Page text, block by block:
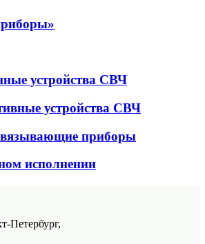
устройства СВЧ
устройства СВЧ
приборы
исполнении
Петербург,